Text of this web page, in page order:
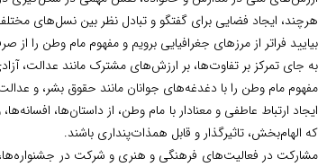
هرچند، ایجاد فضایی برای گفتگو و تبادل نظر بین نسل‌های
بیایید فراتر از مرزهای جغرافیایی برویم و مفهوم مام وطن را از
به جای تمرکز بر تفاوت‌ها، بر ارزش‌های مشترک مانند عدالت،
مفهوم مام وطن را با دغدغه‌های جوانان مانند حقوق بشر، و
ایجاد ارتباط عاطفی و معنادار با مام وطن، از داستان‌ها،
که الهام‌بخش، تاثیرگذار و قابل همذات‌پنداری باشند.
مشارکت در فعالیت‌های فرهنگی و هنری و شرکت در